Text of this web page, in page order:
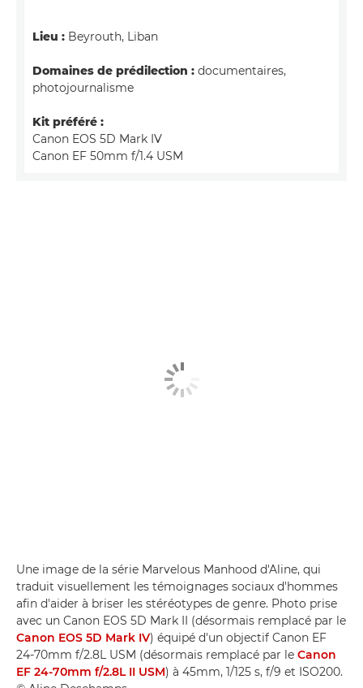
Lieu : Beyrouth, Liban
Domaines de prédilection : documentaires,
photojournalisme
Kit préféré :
Canon EOS 5D Mark IV
Canon EF 50mm f/1.4 USM
Une image de la série Marvelous Manhood d'Aline, qui
traduit visuellement les témoignages sociaux d'hommes
afin d'aider à briser les stéréotypes de genre. Photo prise
avec un Canon EOS 5D Mark II (désormais remplacé par le
Canon EOS 5D Mark IV) équipé d'un objectif Canon EF
24-70mm f/2.8L USM (désormais remplacé par le Canon
EF 24-70mm f/2.8L II USM) à 45mm, 1/125 s, f/9 et ISO200.